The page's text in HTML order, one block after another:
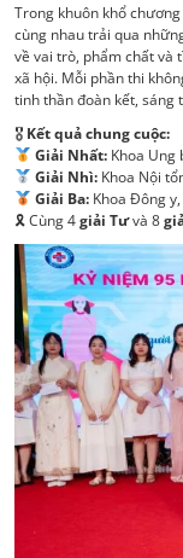
Trong khuôn khổ
cùng nhau trải qua
về vai trò, phẩm chất và
xã hội. Mỗi phần thi
tinh thần đoàn kết, sáng
🎖 Kết quả chung cuộc:
Giải Nhất:Khoa Ung
Giải Nhì:Khoa Nội
Giải Ba:Khoa Đông y,
🎗 Cùng 4giải Tưvà 8